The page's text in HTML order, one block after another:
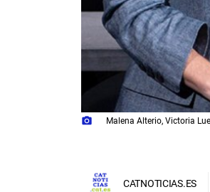
photo_camera
Malena Alterio, Victoria
CATNOTICIAS.ES